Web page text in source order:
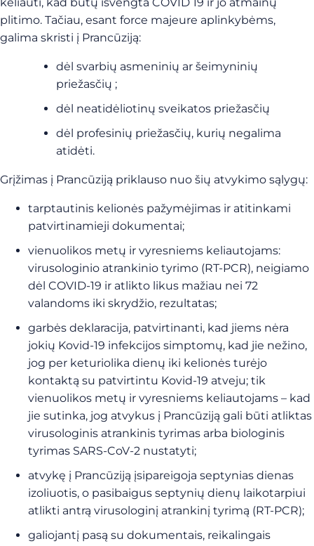
plitimo. Tačiau, esant force majeure aplinkybėms,
galima skristi į Prancūziją:
dėl svarbių asmeninių ar šeimyninių
priežasčių ;
dėl neatidėliotinų sveikatos priežasčių
dėl profesinių priežasčių, kurių negalima
atidėti.
Grįžimas į Prancūziją priklauso nuo šių atvykimo sąlygų:
tarptautinis kelionės pažymėjimas ir atitinkami
patvirtinamieji dokumentai;
vienuolikos metų ir vyresniems keliautojams:
virusologinio atrankinio tyrimo (RT-PCR), neigiamo
dėl COVID-19 ir atlikto likus mažiau nei 72
valandoms iki skrydžio, rezultatas;
garbės deklaracija, patvirtinanti, kad jiems nėra
jokių Kovid-19 infekcijos simptomų, kad jie nežino,
jog per keturiolika dienų iki kelionės turėjo
kontaktą su patvirtintu Kovid-19 atveju; tik
vienuolikos metų ir vyresniems keliautojams – kad
jie sutinka, jog atvykus į Prancūziją gali būti atliktas
virusologinis atrankinis tyrimas arba biologinis
tyrimas SARS-CoV-2 nustatyti;
atvykę į Prancūziją įsipareigoja septynias dienas
izoliuotis, o pasibaigus septynių dienų laikotarpiui
atlikti antrą virusologinį atrankinį tyrimą (RT-PCR);
galiojantį pasą su dokumentais, reikalingais